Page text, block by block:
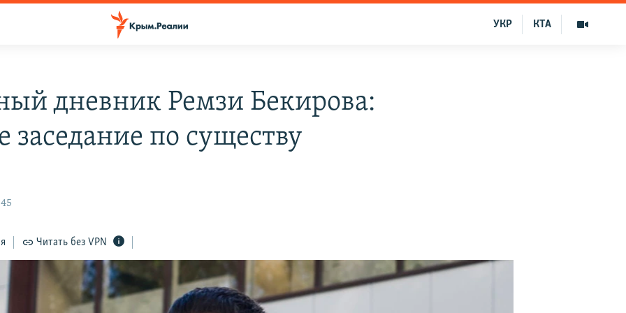
КТА
УКР
дневник Ремзи Бекирова:
заседание по существу
Читать без VPN